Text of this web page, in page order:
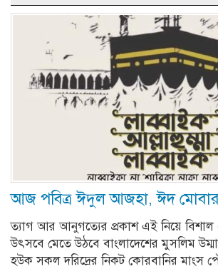
আজ পবিত্র ঈদুল আজহা, ঈদ
ত্যাগ আর আনুগত্যের প্রকাশ এই নিয়ে
উৎসবে মেতে উঠবে বাংলাদেশের মুসলিম
হউক সকল দরিদ্রের নিকট কোরবানির মাংস